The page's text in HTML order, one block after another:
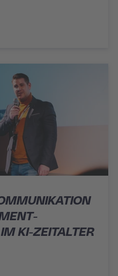
KI-ZEITALTER